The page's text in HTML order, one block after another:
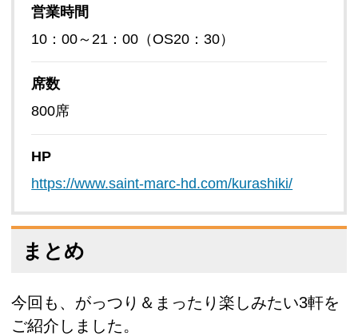
営業時間
10：00～21：00（OS20：30）
席数
800席
HP
https://www.saint-marc-hd.com/kurashiki/
まとめ
今回も、がっつり＆まったり楽しみたい3軒を
ご紹介しました。